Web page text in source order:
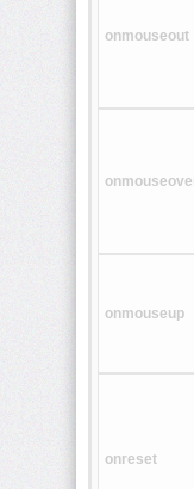
<bdi>
<command>
onmouseout
onmouseup
onreset